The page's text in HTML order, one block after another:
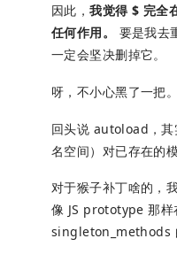
因此，我觉得 $ 完全
任何作用。
要是我去
一定会坚决删掉它。
呀，不小心黑了一把
回头说 autoload，其
名空间）对已存在的
对于猴子补丁啥的，
像 JS prototype 那
singleton_methods